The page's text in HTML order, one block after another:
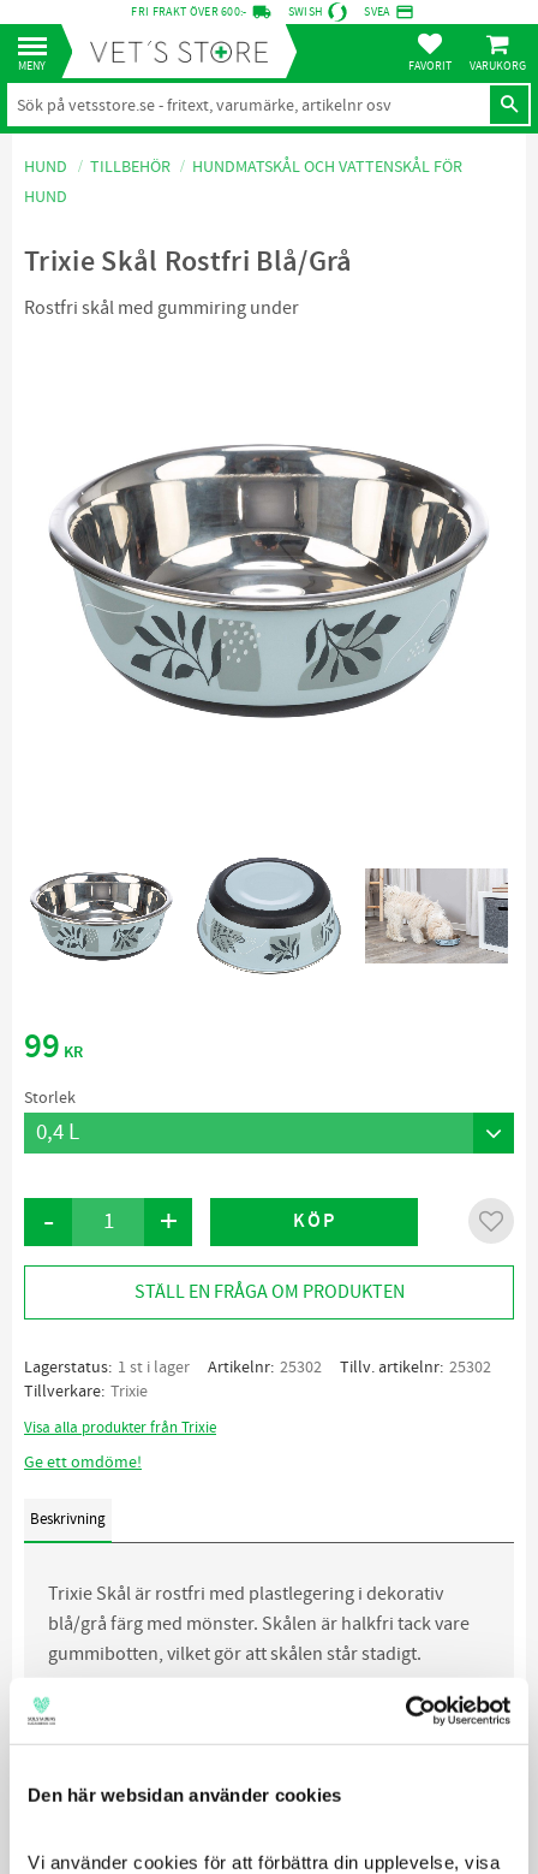
Den här websidan använder cookies
Vi använder cookies för att förbättra din upplevelse, visa
Meny
FRI FRAKT ÖVER 600:- local_shipping SWISH SVEA credit_card
FAVORITER
HUND TILLBEHÖR
HUNDMATSKÅL OCH VATTENSKÅL FÖR
HUND
Trixie Skål Rostfri Blå/Grå
Rostfri skål med gummiring under
99 KR
Storlek
+
- KÖP Lägg
STÄLL EN FRÅGA OM PRODUKTEN
Lagerstatus 1 st i lager Artikelnr 25302 Tillv. artikelnr 25302
Tillverkare Trixie
Visa alla produkter från Trixie
Ge ett omdöme!
Beskrivning
Trixie Skål är rostfri med plastlegering i dekorativ
blå/grå färg med mönster. Skålen är halkfri tack vare
gummibotten, vilket gör att skålen står stadigt.
Finns i storlekarna 0,2l, 0,4l, 0,8l och 1,6l